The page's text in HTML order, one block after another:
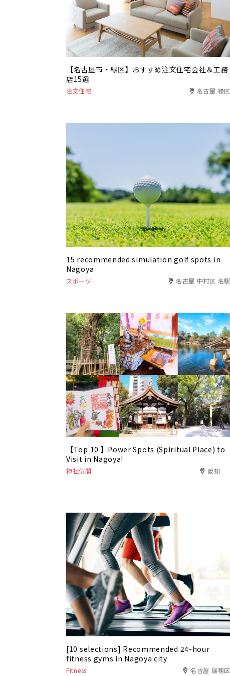
【名古屋市・緑区】おすすめ注文住宅会社＆工務
店15選
注文住宅 名古屋 緑区
15 recommended simulation golf spots in
Nagoya
スポーツ 名古屋 中村区 名駅
【Top 10 】Power Spots (Spiritual Place) to
Visit in Nagoya!
神社仏閣 愛知
[10 selections] Recommended 24-hour
fitness gyms in Nagoya city
Fitness 名古屋 瑞穂区